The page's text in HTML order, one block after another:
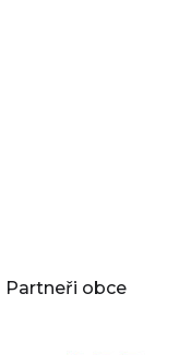
Partneři obce